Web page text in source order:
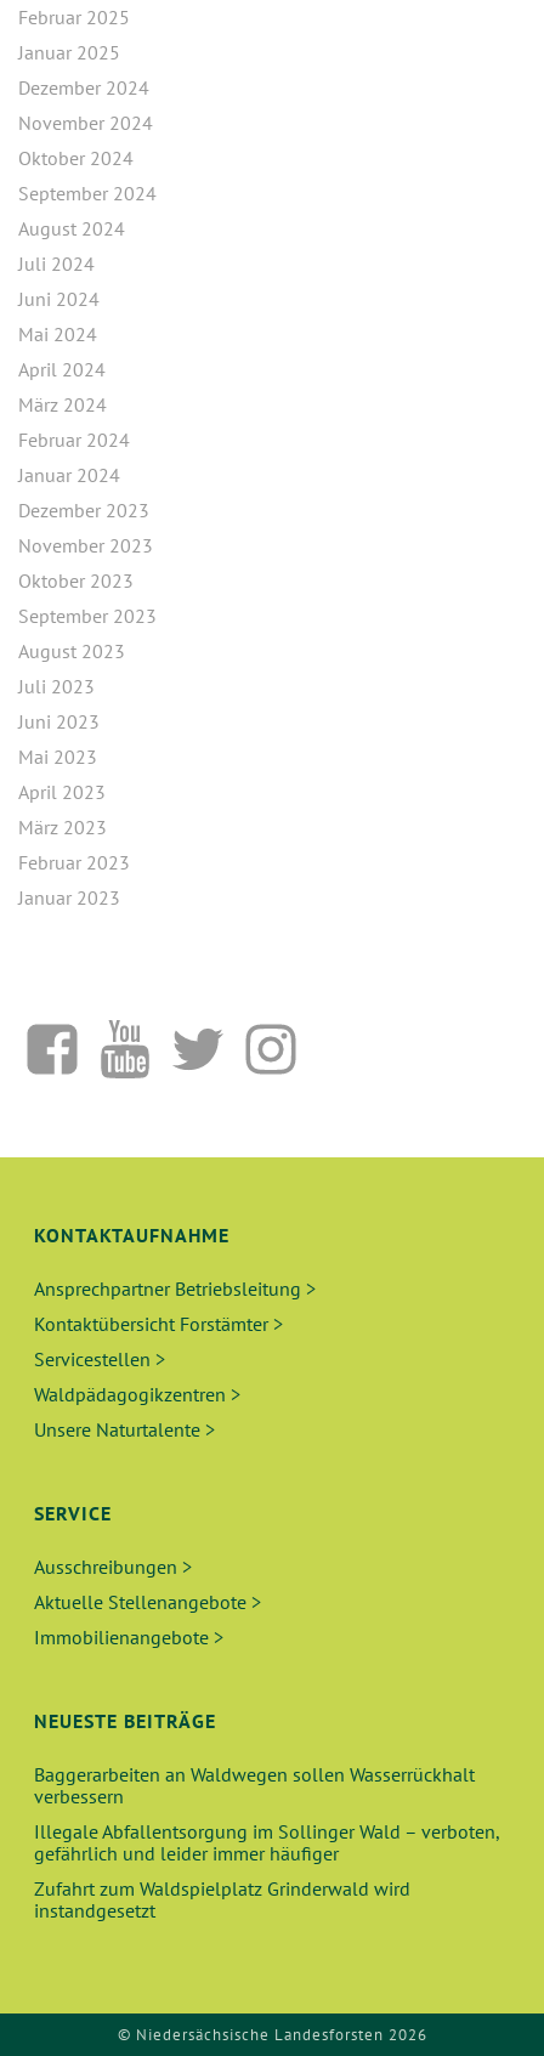
Februar 2025
Januar 2025
Dezember 2024
November 2024
Oktober 2024
September 2024
August 2024
Juli 2024
Juni 2024
Mai 2024
April 2024
März 2024
Februar 2024
Januar 2024
Dezember 2023
November 2023
Oktober 2023
September 2023
August 2023
Juli 2023
Juni 2023
Mai 2023
April 2023
März 2023
Februar 2023
Januar 2023
KONTAKTAUFNAHME
Ansprechpartner Betriebsleitung >
Kontaktübersicht Forstämter >
Servicestellen >
Waldpädagogikzentren >
Unsere Naturtalente >
SERVICE
Ausschreibungen >
Aktuelle Stellenangebote >
Immobilienangebote >
NEUESTE BEITRÄGE
Baggerarbeiten an Waldwegen sollen Wasserrückhalt
verbessern
Illegale Abfallentsorgung im Sollinger Wald – verboten,
gefährlich und leider immer häufiger
Zufahrt zum Waldspielplatz Grinderwald wird
instandgesetzt
© Niedersächsische Landesforsten 2026